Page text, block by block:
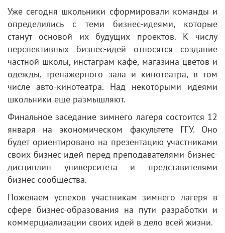
Уже сегодня школьники сформировали команды и
определились с теми бизнес-идеями, которые
станут основой их будущих проектов. К числу
перспективных бизнес-идей относятся создание
частной школы, инстаграм-кафе, магазина цветов и
одежды, тренажерного зала и кинотеатра, в том
числе авто-кинотеатра. Над некоторыми идеями
школьники еще размышляют.
Финальное заседание зимнего лагеря состоится 12
января на экономическом факультете ГГУ. Оно
будет ориентировано на презентацию участниками
своих бизнес-идей перед преподавателями бизнес-
дисциплин университета и представителями
бизнес-сообщества.
Пожелаем успехов участникам зимнего лагеря в
сфере бизнес-образования на пути разработки и
коммерциализации своих идей в дело всей жизни.